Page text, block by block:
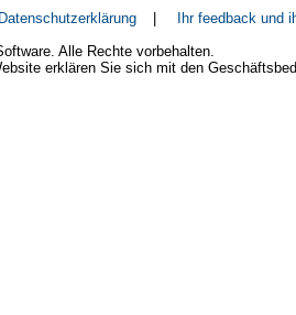
Datenschutzerklärung |
Ihr feedback und
Alle Rechte vorbehalten.
erklären Sie sich mit den